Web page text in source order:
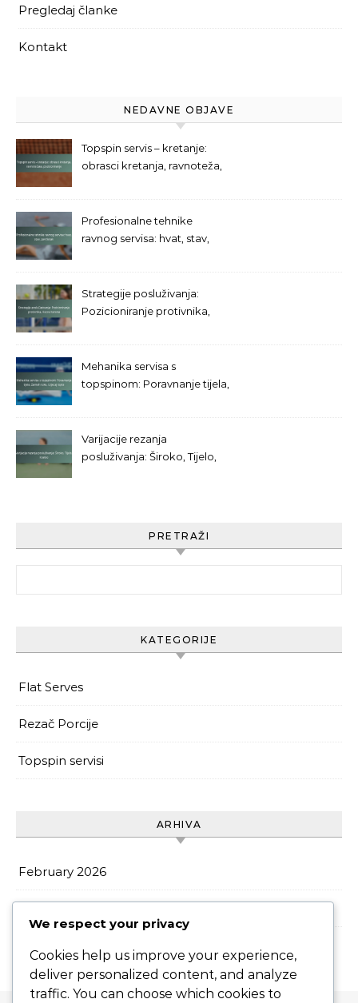
Pregledaj članke
Kontakt
NEDAVNE OBJAVE
Topspin servis – kretanje:
obrasci kretanja, ravnoteža,
Profesionalne tehnike
ravnog servisa: hvat, stav,
Strategije posluživanja:
Pozicioniranje protivnika,
Mehanika servisa s
topspinom: Poravnanje tijela,
Varijacije rezanja
posluživanja: Široko, Tijelo,
PRETRAŽI
KATEGORIJE
Flat Serves
Rezač Porcije
Topspin servisi
ARHIVA
February 2026
We respect your privacy
Cookies help us improve your experience,
deliver personalized content, and analyze
traffic. You can choose which cookies to